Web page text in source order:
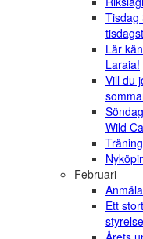
Tisdag
Lär
Laraia!
Vill du
Wild
Februari
Ett